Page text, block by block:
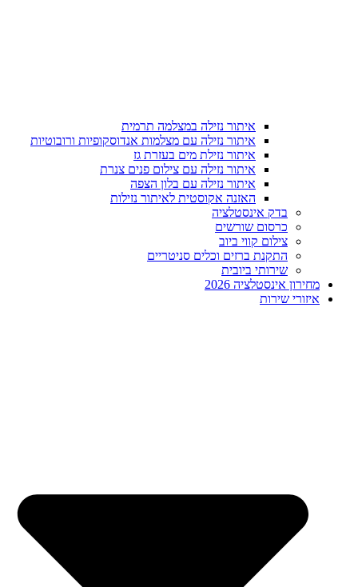
איתור נזילה במצלמה תרמית
איתור נזילה עם מצלמות אנדוסקופיות ורובוטיות
איתור נזילת מים בעזרת גז
איתור נזילה עם צילום פנים צנרת
איתור נזילה עם בלון הצפה
האזנה אקוסטית לאיתור נזילות
בדק אינסטלציה
כרסום שורשים
צילום קווי ביוב
התקנת ברזים וכלים סניטריים
שירותי ביובית
מחירון אינסטלציה 2026
איזורי שירות